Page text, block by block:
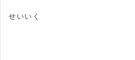
せいいく